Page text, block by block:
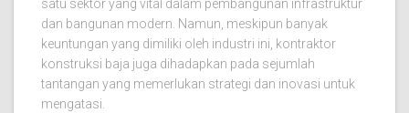
satu sektor yang vital dalam pembangunan infrastruktur
dan bangunan modern. Namun, meskipun banyak
keuntungan yang dimiliki oleh industri ini, kontraktor
konstruksi baja juga dihadapkan pada sejumlah
tantangan yang memerlukan strategi dan inovasi untuk
mengatasi.